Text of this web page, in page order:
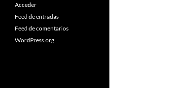
Acceder
Feed de entradas
Feed de comentarios
WordPress.org